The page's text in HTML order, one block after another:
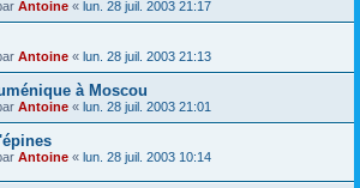
Antoine « lun. 28 juil. 2003 21:17
Antoine « lun. 28 juil. 2003 21:13
à Moscou
Antoine « lun. 28 juil. 2003 21:01
Antoine « lun. 28 juil. 2003 10:14